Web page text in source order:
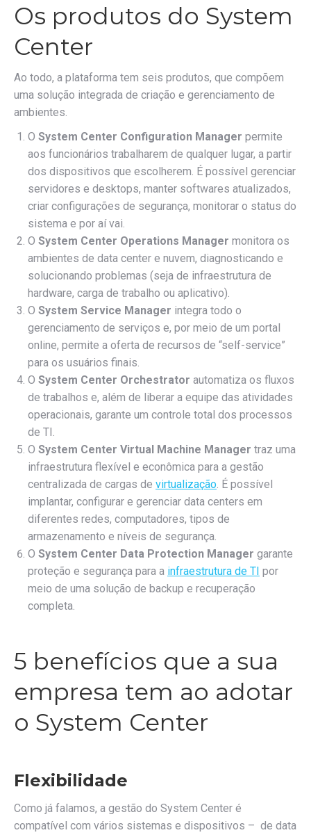
Os produtos do System
Center
Ao todo, a plataforma tem seis produtos, que compõem
uma solução integrada de criação e gerenciamento de
ambientes.
O System Center Configuration Manager permite
aos funcionários trabalharem de qualquer lugar, a partir
dos dispositivos que escolherem. É possível gerenciar
servidores e desktops, manter softwares atualizados,
criar configurações de segurança, monitorar o status do
sistema e por aí vai.
O System Center Operations Manager monitora os
ambientes de data center e nuvem, diagnosticando e
solucionando problemas (seja de infraestrutura de
hardware, carga de trabalho ou aplicativo).
O System Service Manager integra todo o
gerenciamento de serviços e, por meio de um portal
online, permite a oferta de recursos de “self-service”
para os usuários finais.
O System Center Orchestrator automatiza os fluxos
de trabalhos e, além de liberar a equipe das atividades
operacionais, garante um controle total dos processos
de TI.
O System Center Virtual Machine Manager traz uma
infraestrutura flexível e econômica para a gestão
centralizada de cargas de virtualização. É possível
implantar, configurar e gerenciar data centers em
diferentes redes, computadores, tipos de
armazenamento e níveis de segurança.
O System Center Data Protection Manager garante
proteção e segurança para a infraestrutura de TI por
meio de uma solução de backup e recuperação
completa.
5 benefícios que a sua
empresa tem ao adotar
o System Center
Flexibilidade
Como já falamos, a gestão do System Center é
compatível com vários sistemas e dispositivos – de data